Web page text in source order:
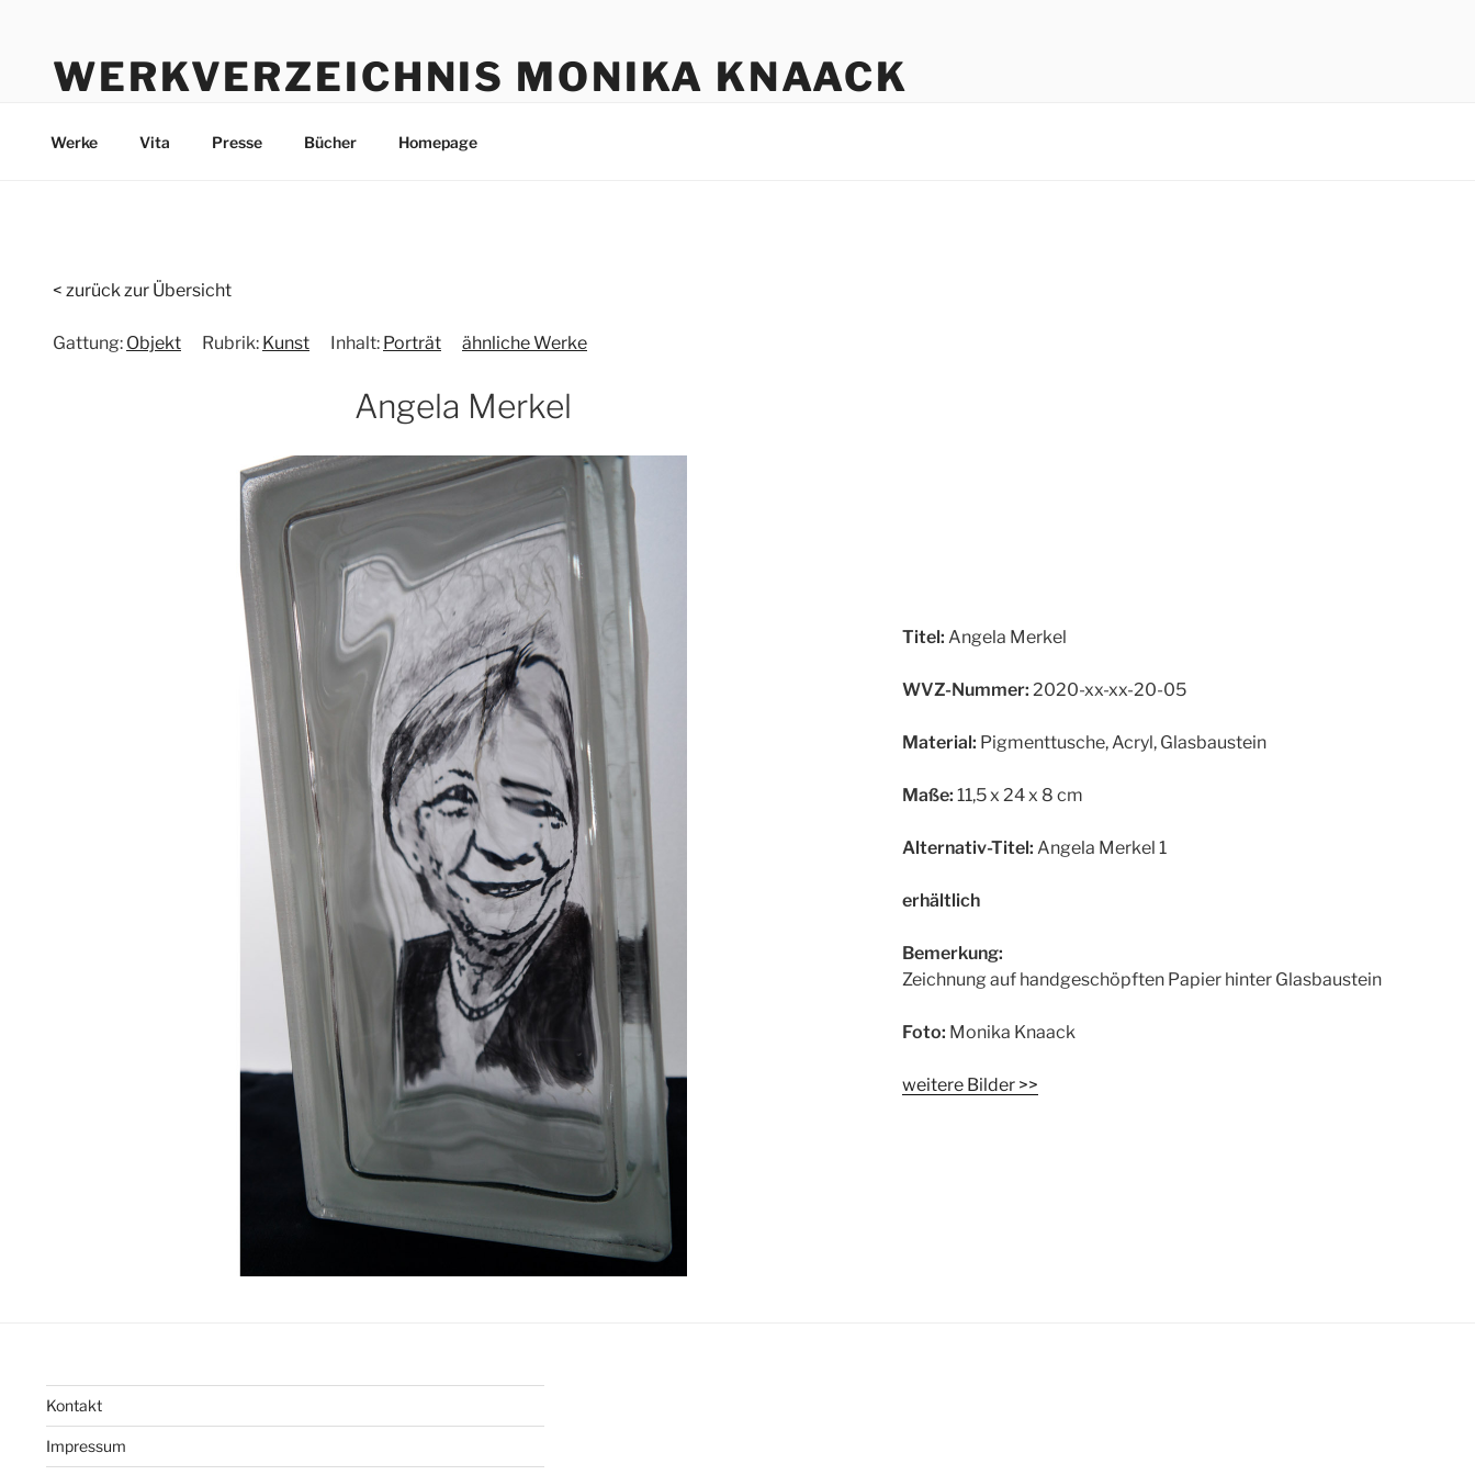
springenWERKVERZEICHNIS MONIKA KNAACK
Werke Vita Presse Bücher Homepage
< zurück zur Übersicht
Gattung: Objekt Rubrik: Kunst Inhalt: Porträt ähnliche Werke
Angela Merkel
Titel: Angela Merkel
WVZ-Nummer: 2020-xx-xx-20-05
Material: Pigmenttusche, Acryl, Glasbaustein
Maße: 11,5 x 24 x 8 cm
Alternativ-Titel: Angela Merkel 1
erhältlich
Bemerkung:
Zeichnung auf handgeschöpften Papier hinter Glasbaustein
Foto: Monika Knaack
weitere Bilder >>
Kontakt
Impressum